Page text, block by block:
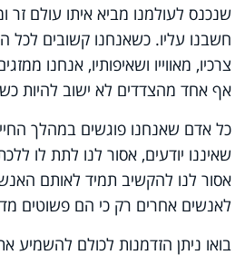
שנכנס לעולמנו מביא איתו עולם זר
חשבנו עליו. כשאנחנו קשובים לכל
צרכיו, מאווייו ושאיפותיו, אנחנו
אף אחד מהצדדים לא ישוב להיות
כל אדם שאנחנו פוגשים במהלך
שאיננו יודעים, אסור לנו לתת לו
אסור לנו להקשיב תמיד לאותם
לאנשים אחרים רק כי הם פשוטים
בואו ניתן הזדמנות לכולם